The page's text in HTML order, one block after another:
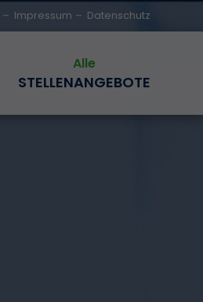
Impressum Datenschutz
STELLENANGEBOTE